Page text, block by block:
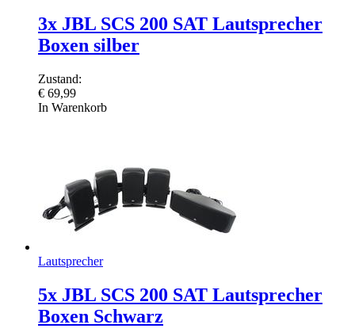
3x JBL SCS 200 SAT Lautsprecher
Boxen silber
Zustand:
€ 69,99
In Warenkorb
Lautsprecher
5x JBL SCS 200 SAT Lautsprecher
Boxen Schwarz